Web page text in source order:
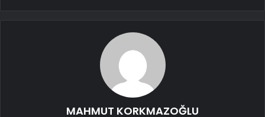
MAHMUT KORKMAZOĞLU